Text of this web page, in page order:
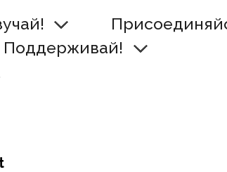
Поддерживай!
text. Use